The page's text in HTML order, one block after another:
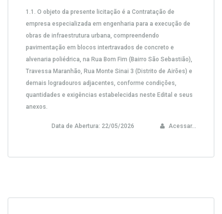
1.1. O objeto da presente licitação é a Contratação de
empresa especializada em engenharia para a execução de
obras de infraestrutura urbana, compreendendo
pavimentação em blocos intertravados de concreto e
alvenaria poliédrica, na Rua Bom Fim (Bairro São Sebastião),
Travessa Maranhão, Rua Monte Sinai 3 (Distrito de Airões) e
demais logradouros adjacentes, conforme condições,
quantidades e exigências estabelecidas neste Edital e seus
anexos.
Data de Abertura: 22/05/2026 Acessar...